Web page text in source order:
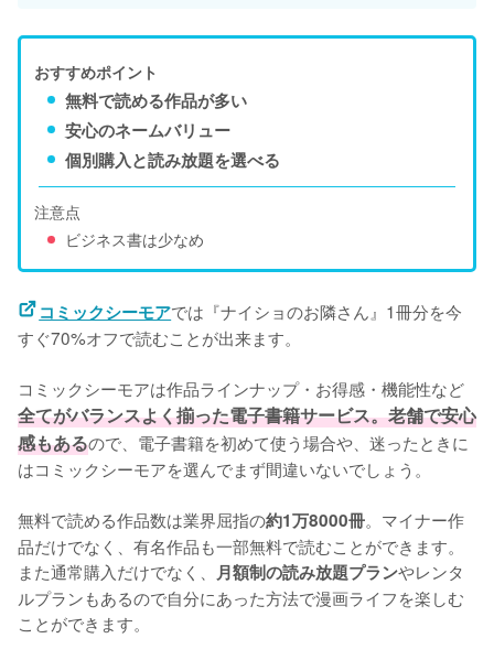
おすすめポイント
無料で読める作品が多い
安心のネームバリュー
個別購入と読み放題を選べる
注意点
ビジネス書は少なめ
コミックシーモアでは『ナイショのお隣さん』1冊分を今
すぐ70%オフで読むことが出来ます。
コミックシーモアは作品ラインナップ・お得感・機能性など
全てがバランスよく揃った電子書籍サービス。老舗で安心
感もあるので、電子書籍を初めて使う場合や、迷ったときに
はコミックシーモアを選んでまず間違いないでしょう。
無料で読める作品数は業界屈指の約1万8000冊。マイナー作
品だけでなく、有名作品も一部無料で読むことができます。
また通常購入だけでなく、 月額制の読み放題プランやレンタ
ルプランもあるので自分にあった方法で漫画ライフを楽しむ
ことができます。